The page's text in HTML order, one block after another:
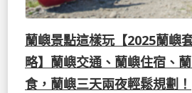
蘭嶼景點這樣玩【2025蘭嶼
略】蘭嶼交通、蘭嶼住宿、
食，蘭嶼三天兩夜輕鬆規劃！